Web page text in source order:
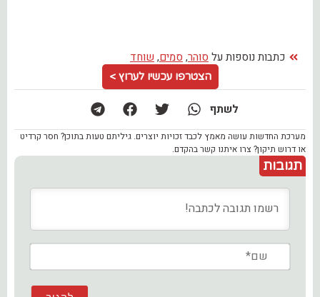
כתבות נוספות על סוהר, סמים, שוחד
הצטרפו עכשיו לערוץ >
לשתף
מערכת החדשות עושה מאמץ לכבד זכויות יוצרים. גיליתם טעות בתוכן? חסר קרדיט
או דרוש תיקון? צרו איתנו קשר בהקדם.
תגובות